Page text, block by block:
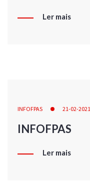
Ler mais
INFOFPAS 21-02-2021
INFOFPAS
Ler mais